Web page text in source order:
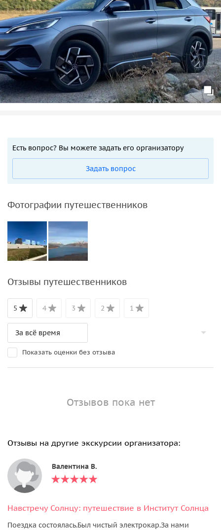
Есть вопрос? Вы можете задать его организатору
Задать вопрос
Фотографии путешественников
Отзывы путешественников
5 4 3 2 1
Показать оценки без отзыва
Отзывов пока нет
Отзывы на другие экскурсии организатора:
Валентина В.
Навстречу Солнцу: путешествие в Институт Солнца
Поездка состоялась.Был чистый электрокар.За нами